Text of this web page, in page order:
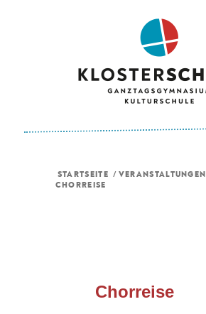
STARTSEITE / VERANSTALTUNGEN
CHORREISE
Chorreise